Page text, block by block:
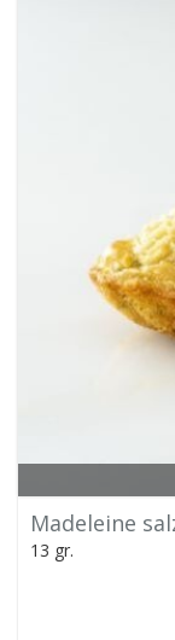
Madeleine
13 gr.